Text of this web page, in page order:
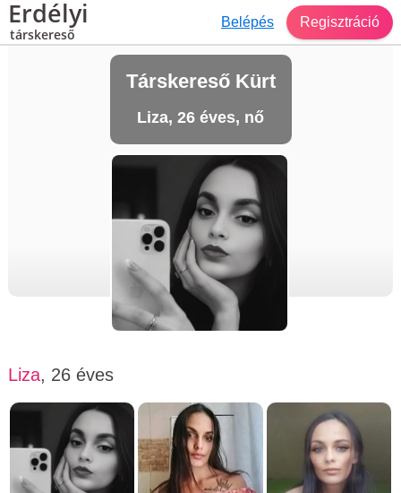
Erdélyi
társkereső
Belépés Regisztráció
Társkereső Kürt
Liza, 26 éves, nő
Liza, 26 éves